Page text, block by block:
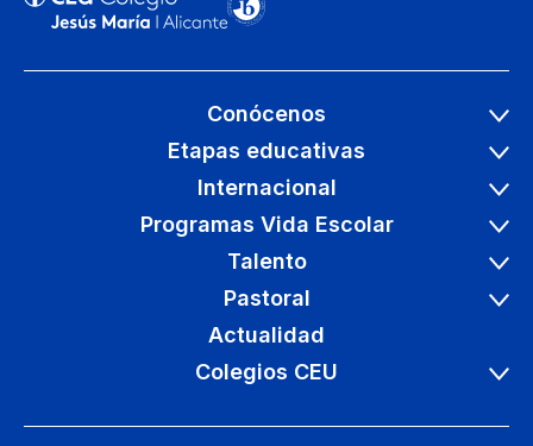
Conócenos
Etapas educativas
Internacional
Programas Vida Escolar
Talento
Pastoral
Actualidad
Colegios CEU